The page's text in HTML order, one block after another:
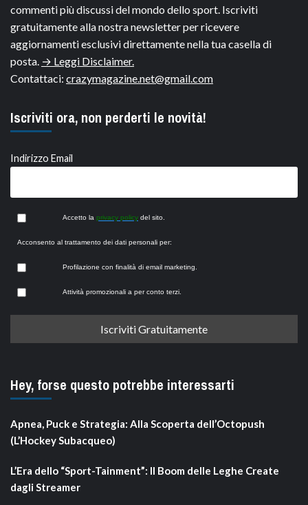
commenti più discussi del mondo dello sport. Iscriviti
gratuitamente alla nostra newsletter per ricevere
aggiornamenti esclusivi direttamente nella tua casella di
posta. → Leggi Disclaimer.
Contattaci: crazymagazine.net@gmail.com
Iscriviti ora, non perderti le novità!
Indirizzo Email
Accetto la privacy policy del sito.
Acconsento al trattamento dei dati personali per:
Profilazione con finalità di email marketing.
Attività promozionali a per conto terzi.
Hey, forse questo potrebbe interessarti
Apnea, Puck e Strategia: Alla Scoperta dell’Octopush
(L’Hockey Subacqueo)
L’Era dello “Sport-Tainment”: Il Boom delle Leghe Create
dagli Streamer